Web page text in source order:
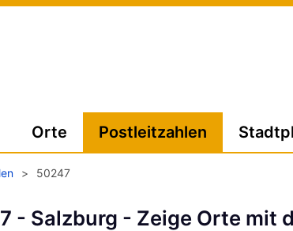
Orte Postleitzahlen
> 50247
- Salzburg - Zeige Orte mit